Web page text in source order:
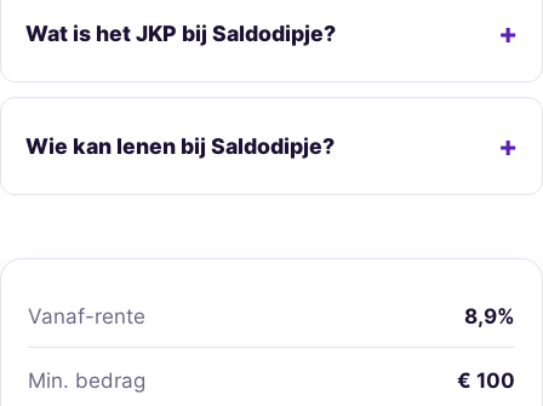
Wat is het JKP bij Saldodipje?
Wie kan lenen bij Saldodipje?
Vanaf-rente 8,9%
Min. bedrag € 100